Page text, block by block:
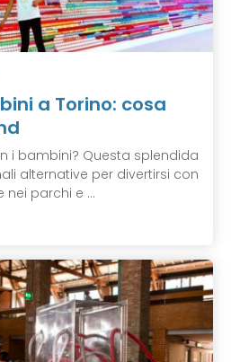
a Torino: cosa
i bambini? Questa splendida
alternative per divertirsi con
nei parchi e ...